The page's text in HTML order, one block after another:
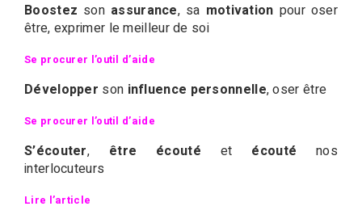
Boostez son assurance, sa motivation pour oser
être, exprimer le meilleur de soi
Se procurer l’outil d’aide
Développer son influence personnelle, oser être
Se procurer l’outil d’aide
S’écouter, être écouté et écouté nos
interlocuteurs
Lire l’article